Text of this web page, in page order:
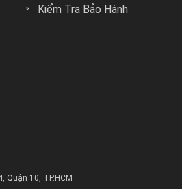
Kiểm Tra Bảo Hành
Quận 10, TP.HCM